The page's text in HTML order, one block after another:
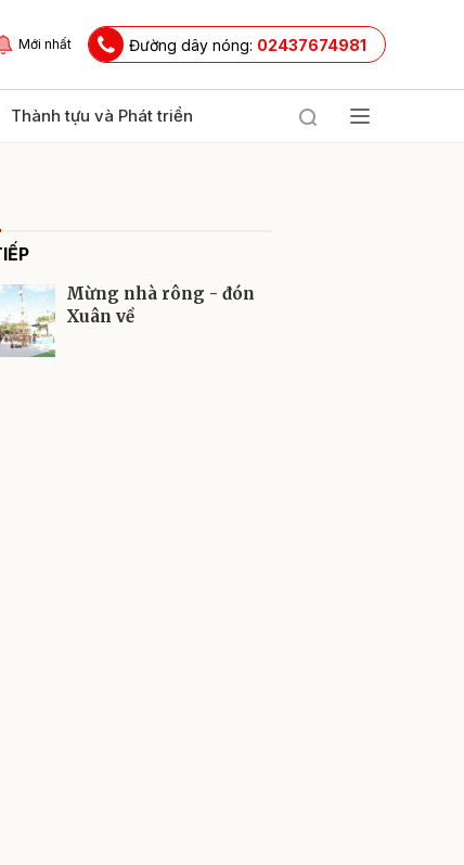
Mới nhất Đường dây nóng: 02437674981
Thành tựu và Phát triển
Mừng nhà rông - đón
Xuân về